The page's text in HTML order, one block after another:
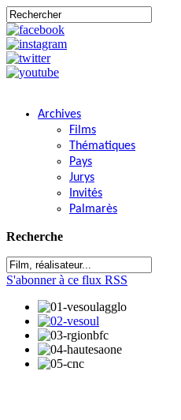
Archives
Films
Thématiques
Pays
Jurys
Invités
Palmarès
Recherche
S'abonner à ce flux RSS